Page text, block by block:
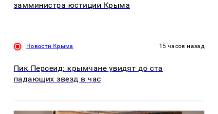
замминистра юстиции Крыма
Новости Крыма 15 часов назад
Пик Персеид: крымчане увидят до ста
падающих звезд в час